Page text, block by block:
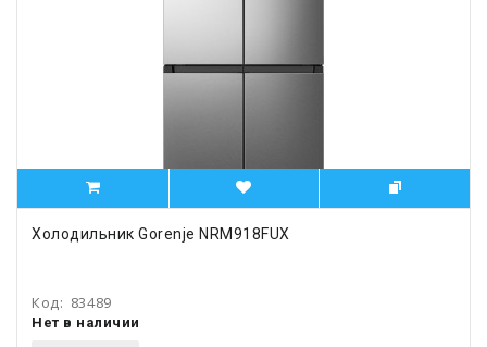
Холодильник Gorenje NRM918FUX
Код: 83489
Нет в наличии